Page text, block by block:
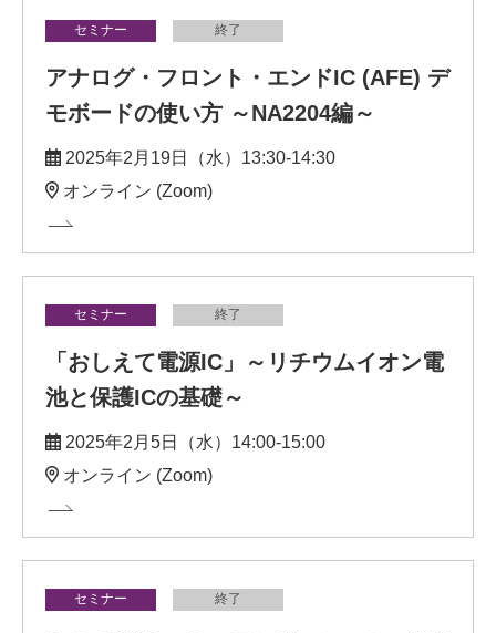
セミナー 終了
アナログ・フロント・エンドIC (AFE) デ
モボードの使い方 ～NA2204編～
2025年2月19日（水）13:30-14:30
オンライン (Zoom)
セミナー 終了
「おしえて電源IC」～リチウムイオン電
池と保護ICの基礎～
2025年2月5日（水）14:00-15:00
オンライン (Zoom)
セミナー 終了